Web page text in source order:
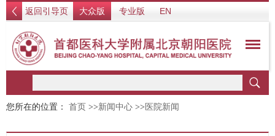
返回引导页 大众版 专业版 EN
您所在的位置： 首页 >>新闻中心 >> 医院新闻